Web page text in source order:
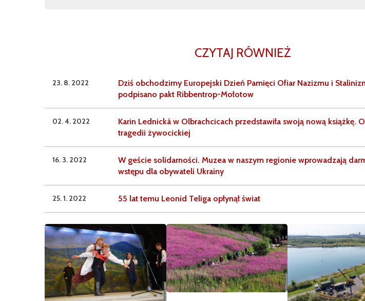
CZYTAJ RÓWNIEŻ
23. 8. 2022
Dziś obchodzimy Europejski Dzień Pamięci Ofiar Nazizmu i
podpisano pakt Ribbentrop-Mołotow
02. 4. 2022
Karin Lednická w Olbrachcicach przedstawiła swoją nową książkę.
tragedii żywocickiej
16. 3. 2022
W geście solidarności. Muzea w naszym regionie wprowadzają
wstępu dla obywateli Ukrainy
25. 1. 2022 55 lat temu Leonid Teliga opłynął świat